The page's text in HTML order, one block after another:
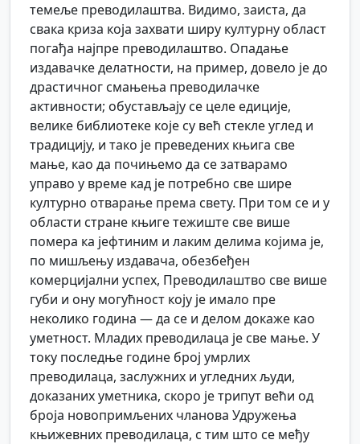
темеље преводилаштва. Видимо, заиста, да
свака криза која захвати ширу културну област
погађа најпре преводилаштво. Опадање
издавачке делатности, на пример, довело је до
драстичног смањења преводилачке
активности; обустављају се целе едиције,
велике библиотеке које су већ стекле углед и
традицију, и тако је преведених књига све
мање, као да почињемо да се затварамо
управо у време кад је потребно све шире
културно отварање према свету. При том се и у
области стране књиге тежиште све више
помера ка јефтиним и лаким делима којима је,
по мишљењу издавача, обезбеђен
комерцијални успех, Преводилаштво све више
губи и ону могућност коју је имало пре
неколико година — да се и делом докаже као
уметност. Младих преводилаца је све мање. У
току последње године број умрлих
преводилаца, заслужних и угледних људи,
доказаних уметника, скоро је трипут већи од
броја новопримљених чланова Удружења
књижевних преводилаца, с тим што се међу